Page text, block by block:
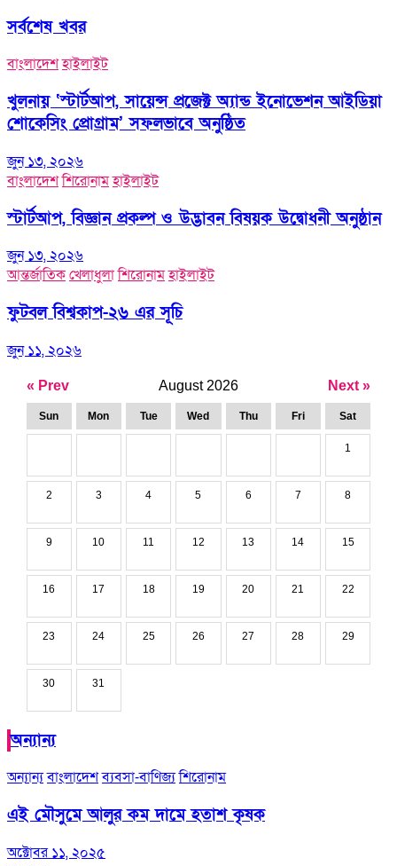
সর্বশেষ খবর
বাংলাদেশহাইলাইট
খুলনায় ‘স্টার্টআপ, সায়েন্স প্রজেক্ট অ্যান্ড ইনোভেশন আইডিয়া
শোকেসিং প্রোগ্রাম’ সফলভাবে অনুষ্ঠিত
জুন ১৩, ২০২৬
বাংলাদেশশিরোনামহাইলাইট
স্টার্টআপ, বিজ্ঞান প্রকল্প ও উদ্ভাবন বিষয়ক উদ্বোধনী অনুষ্ঠান
জুন ১৩, ২০২৬
আন্তর্জাতিকখেলাধুলাশিরোনামহাইলাইট
ফুটবল বিশ্বকাপ-২৬ এর সূচি
জুন ১১, ২০২৬
« Prev August 2026 Next »
Sun Mon Tue Wed Thu Fri Sat
1
2 3 4 5 6 7 8
9 10 11 12 13 14 15
16 17 18 19 20 21 22
23 24 25 26 27 28 29
30 31
অন্যান্য
অন্যান্যবাংলাদেশব্যবসা-বাণিজ্যশিরোনাম
এই মৌসুমে আলুর কম দামে হতাশ কৃষক
অক্টোবর ১১, ২০২৫